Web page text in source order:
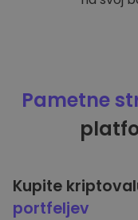
Pametne
Kupite
portfeljev